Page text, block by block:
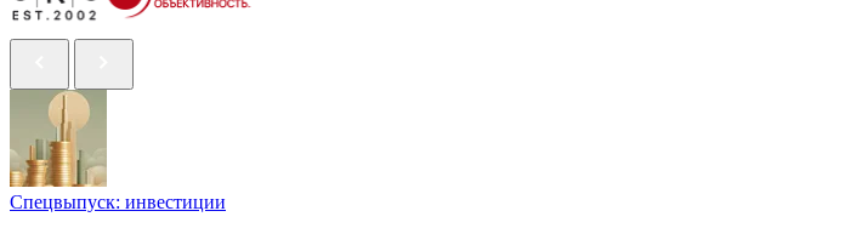
Спецвыпуск: инвестиции